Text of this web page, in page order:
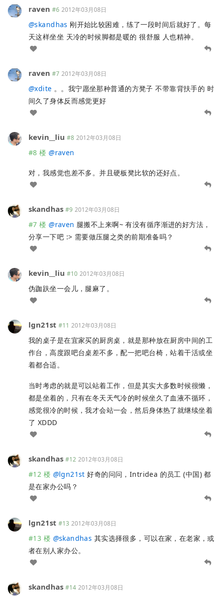
raven #6 2012年03月08日
@skandhas 刚开始比较困难，练了一段时间后就好了。每
天这样坐坐 天冷的时候脚都是暖的 很舒服 人也精神。
raven #7 2012年03月08日
@xdite 。。我宁愿坐那种普通的方凳子 不带靠背扶手的 时
间久了身体反而感觉更好
kevin__liu #8 2012年03月08日
#8 楼 @raven
对，我感觉也差不多。并且硬板凳比软的还好点。
skandhas #9 2012年03月08日
#7 楼 @raven 腿搬不上来啊~ 有没有循序渐进的好方法，
分享一下吧 :> 需要做压腿之类的前期准备吗？
kevin__liu #10 2012年03月08日
伪跏趺坐一会儿，腿麻了。
lgn21st #11 2012年03月08日
我的桌子是在宜家买的厨房桌，就是那种放在厨房中间的工
作台，高度跟吧台桌差不多，配一把吧台椅，站着干活或坐
着都合适。
当时考虑的就是可以站着工作，但是其实大多数时候很懒，
都是坐着的，只有在冬天天气冷的时候坐久了血液不循环，
感觉很冷的时候，我才会站一会，然后身体热了就继续坐着
了 XDDD
skandhas #12 2012年03月08日
#12 楼 @lgn21st 好奇的问问，Intridea 的员工 (中国) 都
是在家办公吗？
lgn21st #13 2012年03月08日
#13 楼 @skandhas 其实选择很多，可以在家，在老家，或
者在别人家办公。
skandhas #14 2012年03月08日